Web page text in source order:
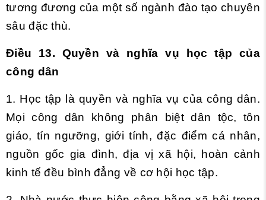
tương đương của một số ngành đào tạo chuyên
sâu đặc thù.
Điều 13. Quyền và nghĩa vụ học tập của
công dân
1. Học tập là quyền và nghĩa vụ của công dân.
Mọi công dân không phân biệt dân tộc, tôn
giáo, tín ngưỡng, giới tính, đặc điểm cá nhân,
nguồn gốc gia đình, địa vị xã hội, hoàn cảnh
kinh tế đều bình đẳng về cơ hội học tập.